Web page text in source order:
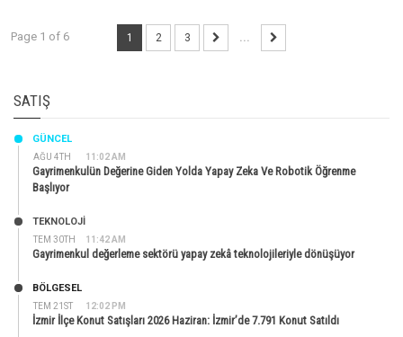
Page 1 of 6 1 2 3 ...
SATIŞ
AĞU 4TH 11:02 AM
GÜNCEL
Gayrimenkulün Değerine Giden Yolda Yapay Zeka Ve Robotik Öğrenme
Başlıyor
TEM 30TH 11:42 AM
TEKNOLOJİ
Gayrimenkul değerleme sektörü yapay zekâ teknolojileriyle dönüşüyor
TEM 21ST 12:02 PM
BÖLGESEL
İzmir İlçe Konut Satışları 2026 Haziran: İzmir’de 7.791 Konut Satıldı